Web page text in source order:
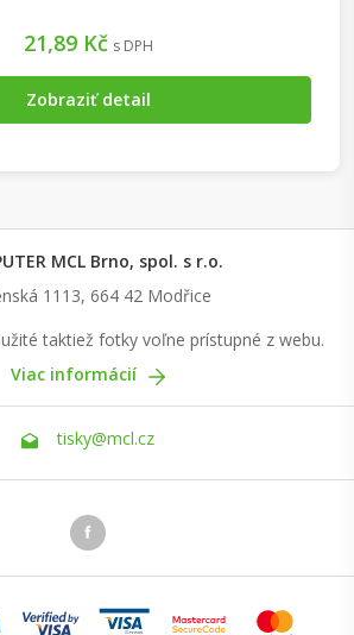
21,89 Kč s DPH
Zobraziť detail
MCL Brno, spol. s r.o.
1113, 664 42 Modřice
taktiež fotky voľne prístupné z webu.
Viac informácií
tisky@mcl.cz